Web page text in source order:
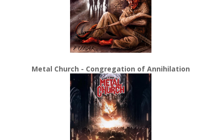
Metal Church - Congregation of Annihilation